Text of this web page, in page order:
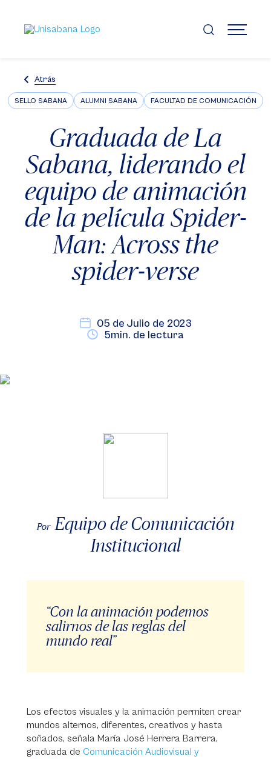
contenido
principal
MENÚ
Atrás
SELLO SABANA ALUMNI SABANA FACULTAD DE COMUNICACIÓN
Graduada de La
Sabana, liderando el
equipo de animación
de la película Spider-
Man: Across the
spider-verse
05 de Julio de 2023
5min. de lectura
Por Equipo de Comunicación
Institucional
“Con la animación podemos
salirnos de las reglas del
mundo real”
Los efectos visuales y la animación permiten crear
mundos alternos, diferentes, creativos y hasta
soñados, señala María José Herrera Barrera,
graduada de Comunicación Audiovisual y